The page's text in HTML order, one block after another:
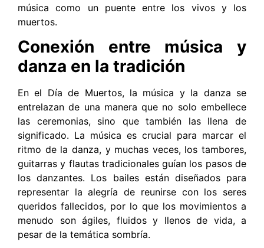
música como un puente entre los vivos y los
muertos.
Conexión entre música y
danza en la tradición
En el Día de Muertos, la música y la danza se
entrelazan de una manera que no solo embellece
las ceremonias, sino que también las llena de
significado. La música es crucial para marcar el
ritmo de la danza, y muchas veces, los tambores,
guitarras y flautas tradicionales guían los pasos de
los danzantes. Los bailes están diseñados para
representar la alegría de reunirse con los seres
queridos fallecidos, por lo que los movimientos a
menudo son ágiles, fluidos y llenos de vida, a
pesar de la temática sombría.